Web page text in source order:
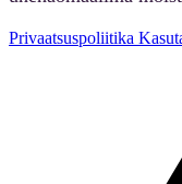
Privaatsuspoliitika